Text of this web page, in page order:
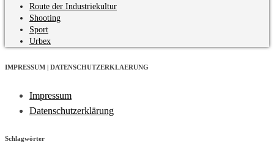
Route der Industriekultur
Shooting
Sport
Urbex
IMPRESSUM | DATENSCHUTZERKLAERUNG
Impressum
Datenschutzerklärung
Schlagwörter